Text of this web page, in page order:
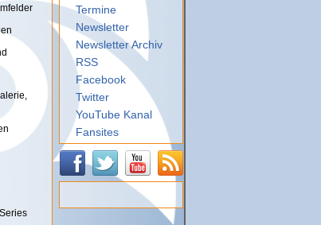
Termine
Newsletter
Newsletter Archiv
RSS
Facebook
Twitter
YouTube Kanal
Fansites